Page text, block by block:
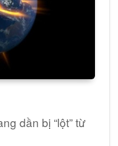
dần bị “lột” từ